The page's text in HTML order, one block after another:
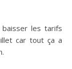
les tarifs
car tout ça a